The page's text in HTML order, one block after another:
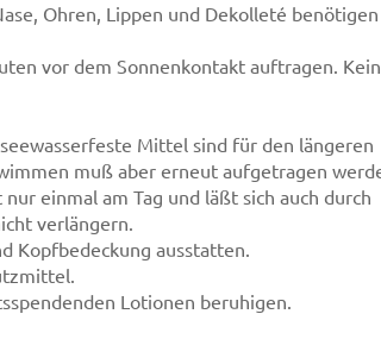
Ohren, Lippen und Dekolleté
vor dem Sonnenkontakt auftragen.
Mittel sind für den längeren
muß aber erneut aufgetragen
einmal am Tag und läßt sich auch durch
verlängern.
Kopfbedeckung ausstatten.
Lotionen beruhigen.